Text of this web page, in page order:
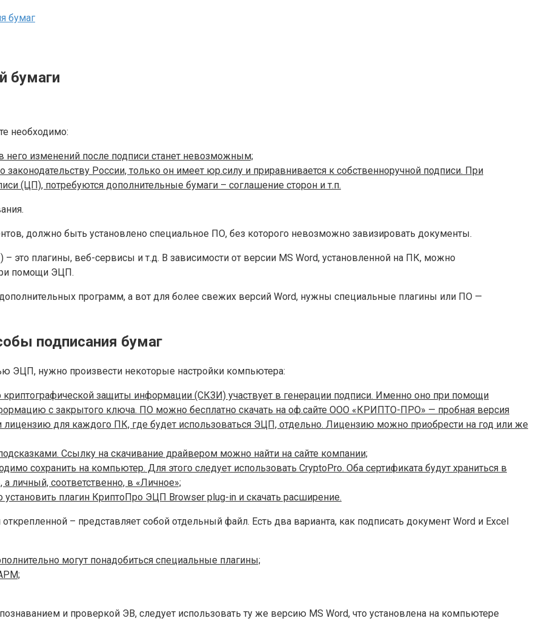
бумаг
бумаги
необходимо:
него изменений после подписи станет невозможным;
России, только он имеет юр.силу и приравнивается к собственноручной подписи. При
(ЦП), потребуются дополнительные бумаги – соглашение сторон и т.п.
должно быть установлено специальное ПО, без которого невозможно завизировать документы.
это плагины, веб-сервисы и т.д. В зависимости от версии MS Word, установленной на ПК, можно
помощи ЭЦП.
программ, а вот для более свежих версий Word, нужны специальные плагины или ПО —
подписания бумаг
ЭЦП, нужно произвести некоторые настройки компьютера:
криптографической защиты информации (СКЗИ) участвует в генерации подписи. Именно оно при помощи
с закрытого ключа. ПО можно бесплатно скачать на оф.сайте ООО «КРИПТО-ПРО» — пробная версия
лицензию для каждого ПК, где будет использоваться ЭЦП, отдельно. Лицензию можно приобрести на год или же
Ссылку на скачивание драйвером можно найти на сайте компании;
сохранить на компьютер. Для этого следует использовать CryptoPro. Оба сертификата будут храниться в
личный, соответственно, в «Личное»;
установить плагин КриптоПро ЭЦП Browser plug-in и скачать расширение.
– представляет собой отдельный файл. Есть два варианта, как подписать документ Word и Excel
могут понадобиться специальные плагины;
и проверкой ЭВ, следует использовать ту же версию MS Word, что установлена на компьютере